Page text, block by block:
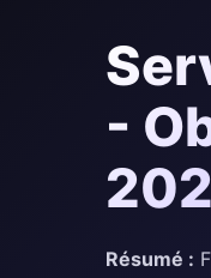
-
Résumé :